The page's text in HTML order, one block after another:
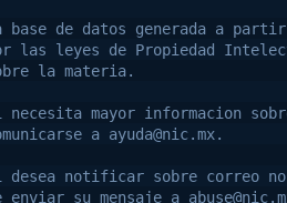
base de datos generada a
las leyes de Propiedad
la materia.
necesita mayor informacion
a ayuda@nic.mx.
desea notificar sobre correo
enviar su mensaje a